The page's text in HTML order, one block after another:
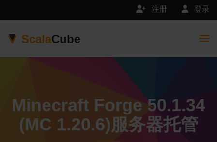
登录
注册
ScalaCube
Minecraft Forge 50.1.34
(MC 1.20.6)服务器托管